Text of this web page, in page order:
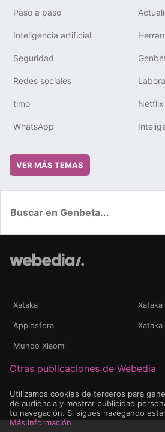
Paso a paso
Inteligencia artificial
Seguridad
Redes sociales
timo Netflix
WhatsApp
VER MÁS TEMAS
Xataka Xataka
Applesfera
Mundo Xiaomi
Otras publicaciones de Webedia
Utilizamos cookies de terceros para
de audiencia y mostrar publicidad
tu navegación. Si sigues navegando
Más información